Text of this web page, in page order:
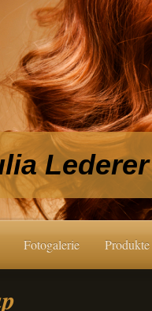
Lederer
Fotogalerie Produkte